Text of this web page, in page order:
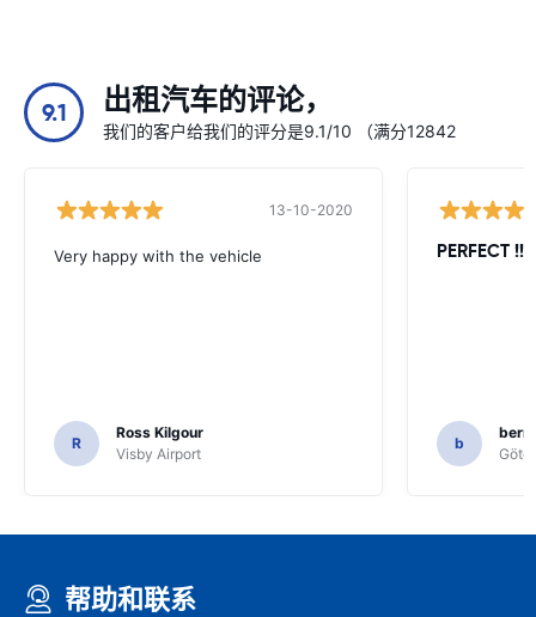
9.1 出租汽车的评论，
我们的客户给我们的评分是9.1/10 （满分12842
13-10-2020
Very happy with the vehicle
R
Ross Kilgour
Visby Airport
PERFECT
b
帮助和联系